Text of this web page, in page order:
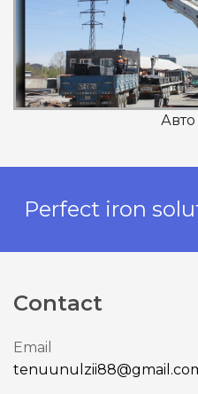
Perfect iron
Contact
Email